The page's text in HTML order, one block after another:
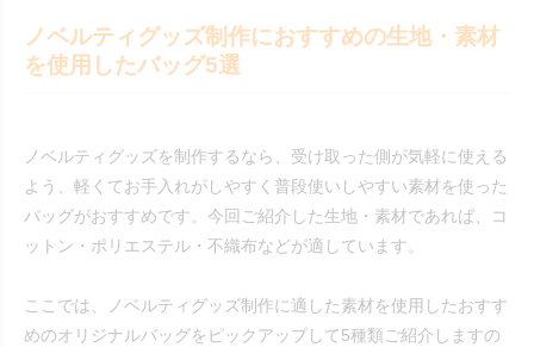
ノベルティグッズ制作におすすめの生地・素材
を使用したバッグ5選
ノベルティグッズを制作するなら、受け取った側が気軽に使える
よう、軽くてお手入れがしやすく普段使いしやすい素材を使った
バッグがおすすめです。今回ご紹介した生地・素材であれば、コ
ットン・ポリエステル・不織布などが適しています。
ここでは、ノベルティグッズ制作に適した素材を使用したおすす
めのオリジナルバッグをピックアップして5種類ご紹介しますの